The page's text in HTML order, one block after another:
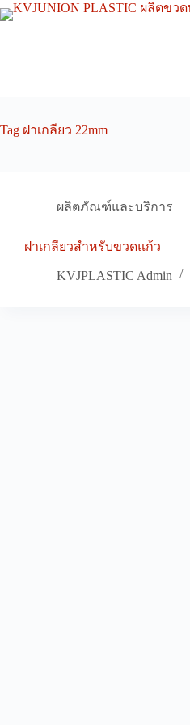
Skip
to
Tag ฝาเกลียว 22mm
ผลิตภัณฑ์และบริการ
ฝาเกลียวสำหรับขวดแก้ว
KVJPLASTIC Admin